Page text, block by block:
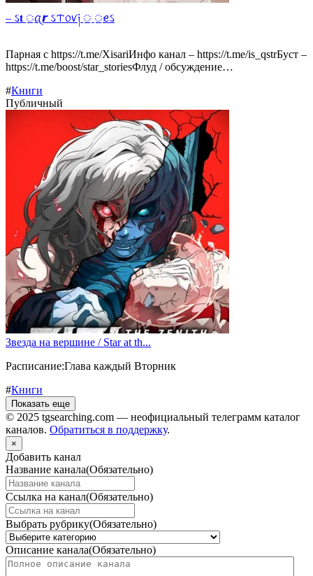
– ઽ𝐭 ᤻ꪋ𝙧 ઽᝨ᥆ꪚ༏ ᤻ ᤻ꫀઽ
Парная с https://t.me/XisariИнфо канал – https://t.me/is_qstrБуст –
https://t.me/boost/star_storiesФлуд / обсуждение…
#Книги
Публичный
Звезда на вершине / Star at th...
Расписание:Глава каждый Вторник
#Книги
Показать еще
© 2025 tgsearching.com — неофициальный телеграмм каталог
каналов. Обратиться в поддержку.
×
Добавить канал
Название канала(Обязательно)
Ссылка на канал(Обязательно)
Выбрать рубрику(Обязательно)
Описание канала(Обязательно)